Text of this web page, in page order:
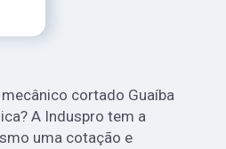
cortado Guaíba
A Induspro tem a
uma cotação e